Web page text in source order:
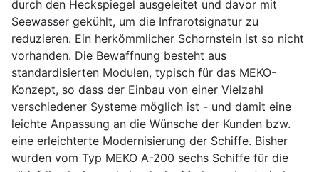
durch den Heckspiegel ausgeleitet und davor mit
Seewasser gekühlt, um die Infrarotsignatur zu
reduzieren. Ein herkömmlicher Schornstein ist so nicht
vorhanden. Die Bewaffnung besteht aus
standardisierten Modulen, typisch für das MEKO-
Konzept, so dass der Einbau von einer Vielzahl
verschiedener Systeme möglich ist - und damit eine
leichte Anpassung an die Wünsche der Kunden bzw.
eine erleichterte Modernisierung der Schiffe. Bisher
wurden vom Typ MEKO A-200 sechs Schiffe für die